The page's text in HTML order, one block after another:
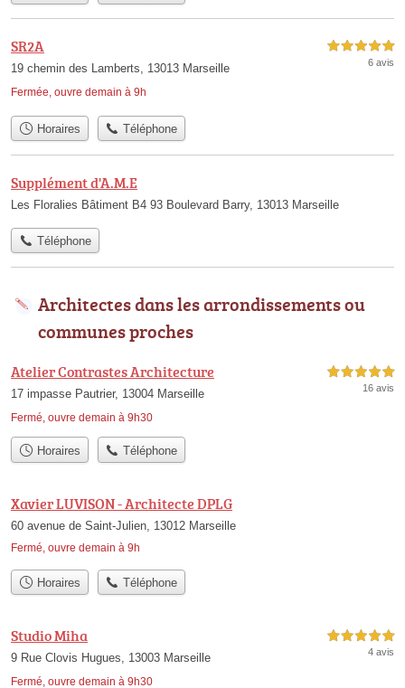
SR2A
19 chemin des Lamberts, 13013 Marseille
Fermée, ouvre demain à 9h
5,0 étoiles sur 5
6 avis
Horaires Téléphone
Supplément d'A.M.E
Les Floralies Bâtiment B4 93 Boulevard Barry, 13013 Marseille
Téléphone
Architectes dans les arrondissements ou
communes proches
Atelier Contrastes Architecture
17 impasse Pautrier, 13004 Marseille
Fermé, ouvre demain à 9h30
5,0 étoiles sur 5
16 avis
Horaires Téléphone
Xavier LUVISON - Architecte DPLG
60 avenue de Saint-Julien, 13012 Marseille
Fermé, ouvre demain à 9h
Horaires Téléphone
Studio Miha
9 Rue Clovis Hugues, 13003 Marseille
Fermé, ouvre demain à 9h30
5,0 étoiles sur 5
4 avis